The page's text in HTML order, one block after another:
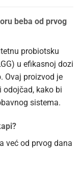
beba od prvog
probiotsku
u efikasnoj dozi
Ovaj proizvod je
kako bi
sistema.
već od prvog dana